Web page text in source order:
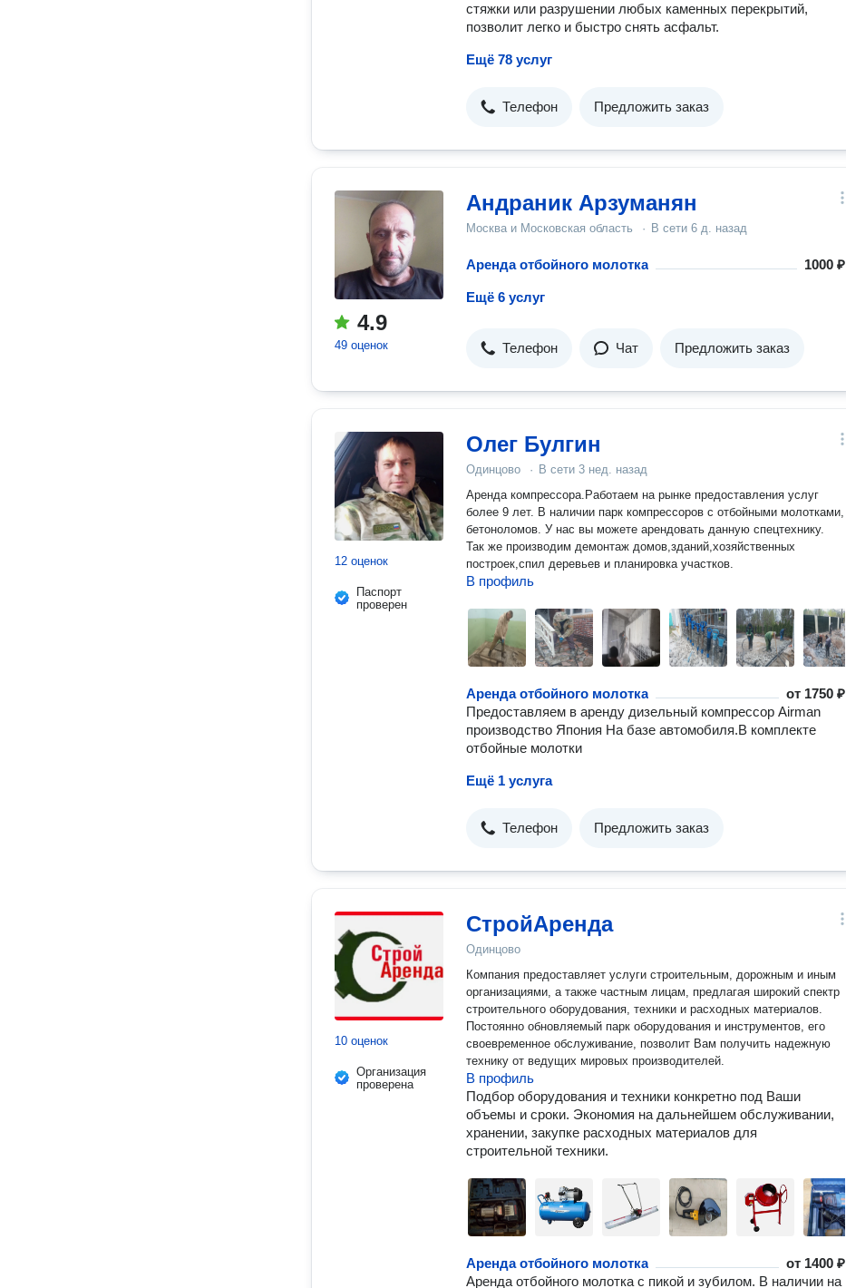
стяжки или разрушении любых каменных перекрытий,
позволит легко и быстро снять асфальт.
Ещё 78 услуг
Телефон Предложить заказ
4.9
49 оценок
Андраник Арзуманян
Москва и Московская область · В сети 6 д. назад
Аренда отбойного молотка 1000 ₽
Ещё 6 услуг
Телефон Чат Предложить заказ
12 оценок
Паспорт
проверен
Олег Булгин
Одинцово · В сети 3 нед. назад
Аренда компрессора.Работаем на рынке предоставления услуг
более 9 лет. В наличии парк компрессоров с отбойными молотками,
бетоноломов. У нас вы можете арендовать данную спецтехнику.
Так же производим демонтаж домов,зданий,хозяйственных
построек,спил деревьев и планировка участков.
В профиль
Аренда отбойного молотка от 1750 ₽
Предоставляем в аренду дизельный компрессор Airman
производство Япония На базе автомобиля.В комплекте
отбойные молотки
Ещё 1 услуга
Телефон Предложить заказ
10 оценок
Организация
проверена
СтройАренда
Одинцово
Компания предоставляет услуги строительным, дорожным и иным
организациями, а также частным лицам, предлагая широкий спектр
строительного оборудования, техники и расходных материалов.
Постоянно обновляемый парк оборудования и инструментов, его
своевременное обслуживание, позволит Вам получить надежную
технику от ведущих мировых производителей.
В профиль
Подбор оборудования и техники конкретно под Ваши
объемы и сроки. Экономия на дальнейшем обслуживании,
хранении, закупке расходных материалов для
строительной техники.
Аренда отбойного молотка от 1400 ₽
Аренда отбойного молотка с пикой и зубилом. В наличии на